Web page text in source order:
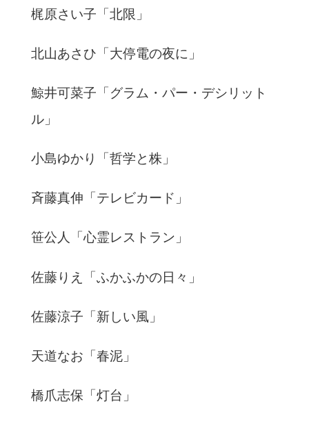
梶原さい子「北限」
北山あさひ「大停電の夜に」
鯨井可菜子「グラム・パー・デシリット
ル」
小島ゆかり「哲学と株」
斉藤真伸「テレビカード」
笹公人「心霊レストラン」
佐藤りえ「ふかふかの日々」
佐藤涼子「新しい風」
天道なお「春泥」
橋爪志保「灯台」